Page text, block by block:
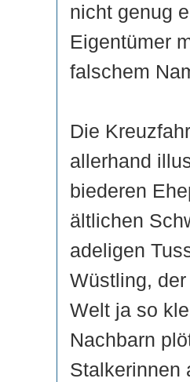
nicht genug
Eigentümer
falschem
Die
allerhand
biederen
ältlichen
adeligen
Wüstling,
Welt ja so
Nachbarn
Stalkerinnen